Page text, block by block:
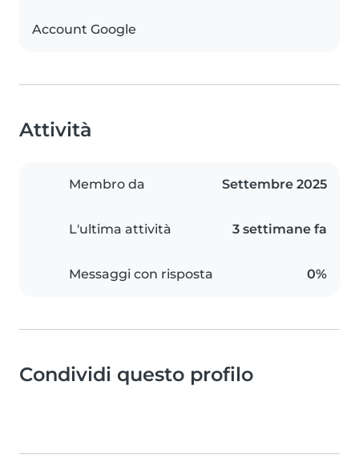
Account Google
Attività
Membro da Settembre 2025
L'ultima attività 3 settimane fa
Messaggi con risposta 0%
Condividi questo profilo